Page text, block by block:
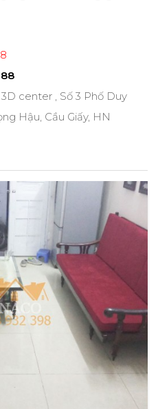
center , Số 3 Phố Duy
Hậu, Cầu Giấy, HN